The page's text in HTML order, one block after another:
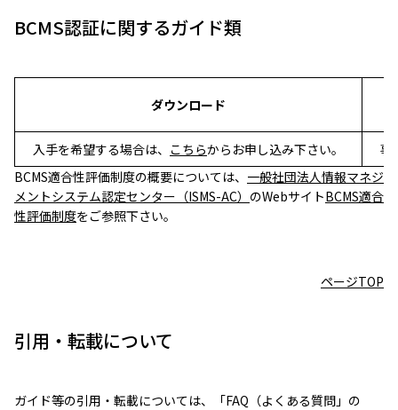
BCMS認証に関するガイド類
ダウンロード
入手を希望する場合は、 こちらからお申し込み下さい。
事
BCMS適合性評価制度の概要については、 一般社団法人情報マネジ
メントシステム認定センター（ISMS-AC） のWebサイトBCMS適合
性評価制度をご参照下さい。
ページTOP
引用・転載について
ガイド等の引用・転載については、「FAQ（よくある質問」の